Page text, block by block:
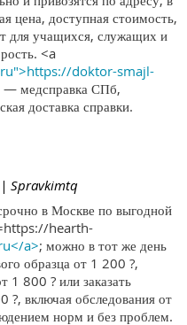
цена, доступная стоимость,
для учащихся, служащих и
<a
doktor-smajl-
— медсправка СПб,
доставка справки.
| Spravkimtq
в Москве по выгодной
hearth-
a>; можно в тот же день
образца от 1 200 ?,
1 800 ? или заказать
включая обследования от
норм и без проблем.